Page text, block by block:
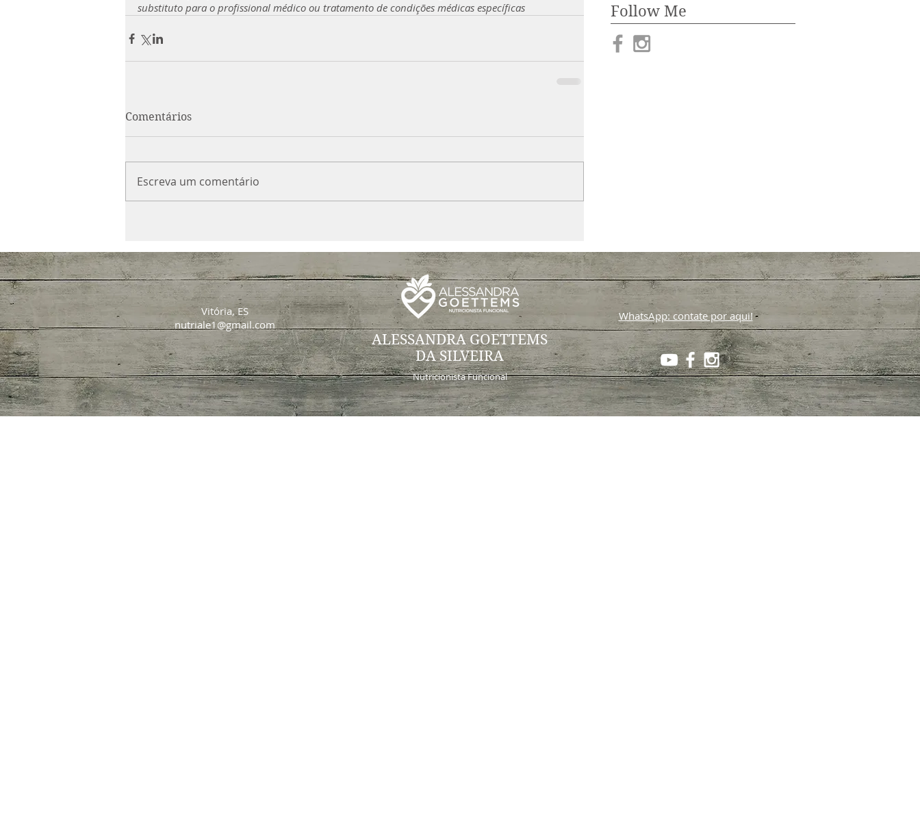
substituto para o profissional médico ou tratamento de condições médicas específicas
Comentários
Escreva um comentário
Follow Me
Vitória, ES
nutriale1@gmail.com
ALESSANDRA GOETTEMS
DA SILVEIRA
WhatsApp: contate por aqui!
Nutricionista Funcional